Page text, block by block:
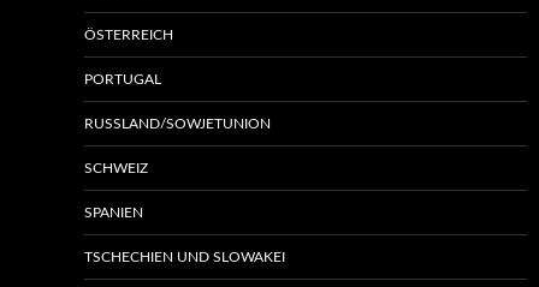
ÖSTERREICH
PORTUGAL
RUSSLAND/SOWJETUNION
SCHWEIZ
SPANIEN
TSCHECHIEN UND SLOWAKEI